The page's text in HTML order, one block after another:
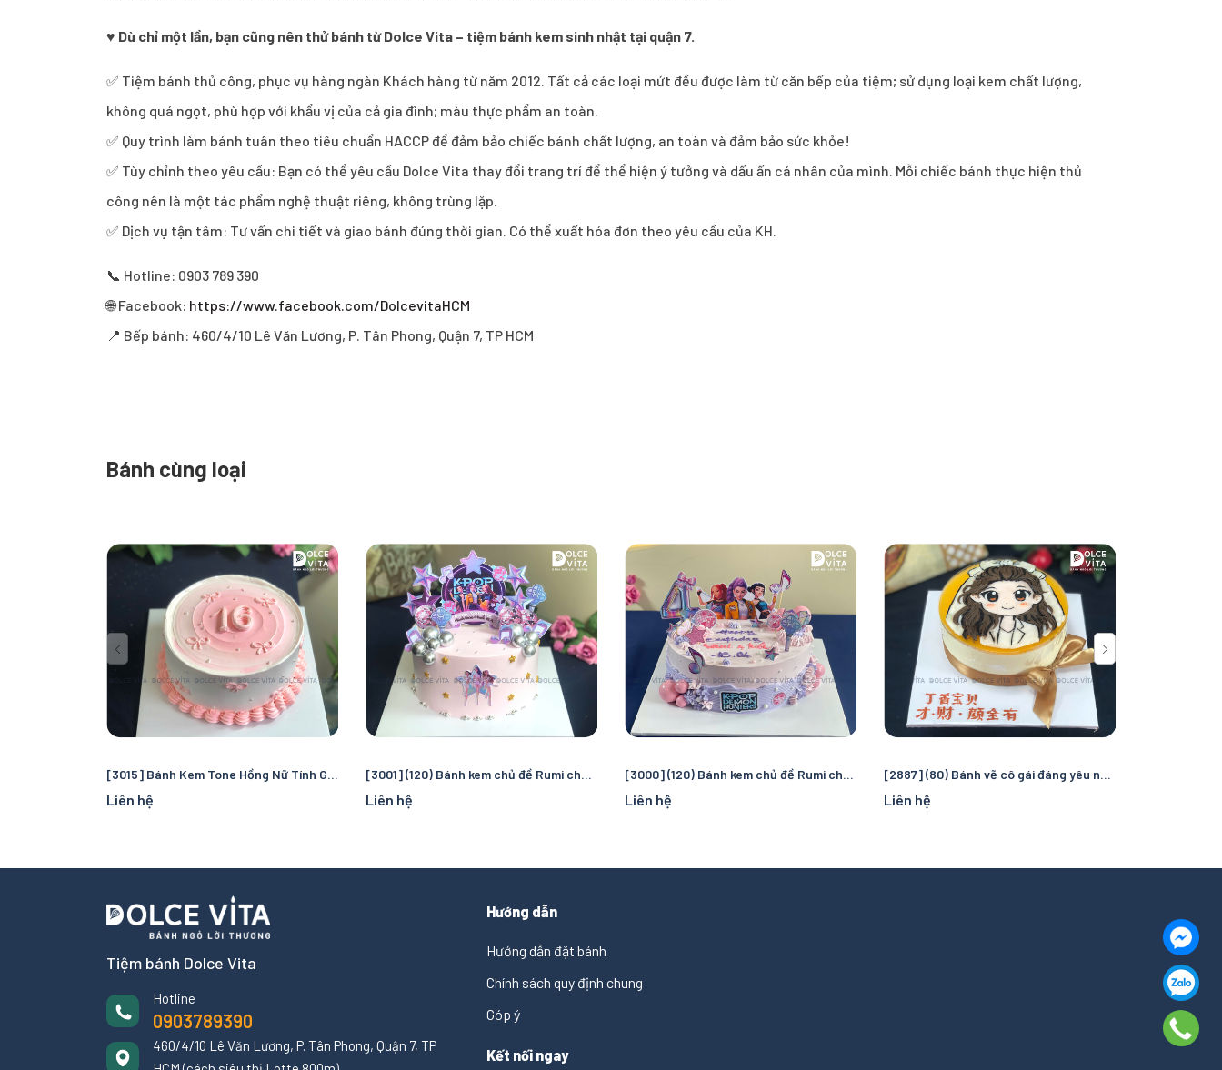
♥ Dù chỉ một lần, bạn cũng nên thử bánh từ Dolce Vita – tiệm bánh kem sinh nhật tại quận 7.
✅ Tiệm bánh thủ công, phục vụ hàng ngàn Khách hàng từ năm 2012. Tất cả các loại mứt đều được làm từ căn bếp của tiệm; sử dụng loại kem chất lượng,
không quá ngọt, phù hợp với khẩu vị của cả gia đình; màu thực phẩm an toàn.
✅ Quy trình làm bánh tuân theo tiêu chuẩn HACCP để đảm bảo chiếc bánh chất lượng, an toàn và đảm bảo sức khỏe!
✅ Tùy chỉnh theo yêu cầu: Bạn có thể yêu cầu Dolce Vita thay đổi trang trí để thể hiện ý tưởng và dấu ấn cá nhân của mình. Mỗi chiếc bánh thực hiện thủ
công nên là một tác phẩm nghệ thuật riêng, không trùng lặp.
✅ Dịch vụ tận tâm: Tư vấn chi tiết và giao bánh đúng thời gian. Có thể xuất hóa đơn theo yêu cầu của KH.
📞 Hotline: 0903 789 390
🌐 Facebook: https://www.facebook.com/DolcevitaHCM
📍 Bếp bánh: 460/4/10 Lê Văn Lương, P. Tân Phong, Quận 7, TP HCM
Bánh cùng loại
[3015] Bánh Kem Tone Hồng Nữ Tính Ghi Số Tuổi Nổi Bật
Liên hệ
[3001] (120) Bánh kem chủ đề Rumi cho fan K-pop
Liên hệ
[3000] (120) Bánh kem chủ đề Rumi cho fan K-pop
Liên hệ
[2887] (80) Bánh vẽ cô gái đáng yêu nhí nhảnh cho các dịp sinh nhật, chúc mừng
Liên hệ
Tiệm bánh Dolce Vita
Hotline
0903789390
460/4/10 Lê Văn Lương, P. Tân Phong, Quận 7, TP
Hướng dẫn
Hướng dẫn đặt bánh
Chính sách quy định chung
Góp ý
Kết nối ngay